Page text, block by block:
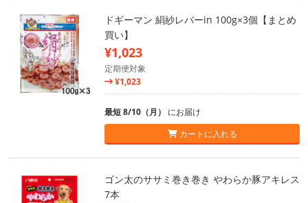
ドギーマン 絹紗レバーin 100g×3個【まとめ
買い】
¥1,023
定期便対象
¥1,023
最短 8/10（月） にお届け
カートに入れる
ゴン太のササミ巻き巻き やわらか豚アキレス
7本